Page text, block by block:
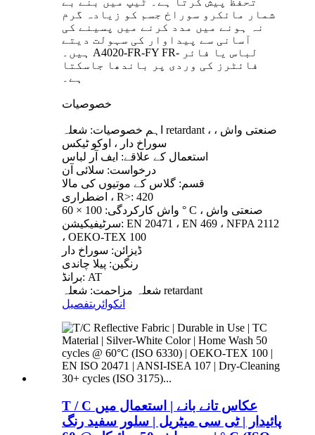
شمار مائکرو سوراخ جسم کو زیادہ گرم
نہ ہونے میں مدد کرنے میں پسینے کی
آسانی سے پیداوار کی سہولت دیتے
ہیں۔ A4020-FR-FY FR- لباس یا فائر
فائٹرز کی وردی پر باندھا جاسکتا
ہے۔
خصوصیات
اہم خصوصیات: شعلہ retardant ، صنعتی واش ،
سوراخ دار ، اوکو ٹیکس
استعمال کے علاقے: ایف آر لباس
درخواست: سلائی آن
قسم: گلاس کے موتیوں کی مالا
اضطراری ، R>: 420
واش کارکردگی: 100 × 60 ° C ، صنعتی واش
سرٹیفیکیشن: EN 20471 ، EN 469 ، NFPA 2112
، OEKO-TEX 100
ڈیزائن: سوراخ دار
رنگین: پیلا چاندی
برانڈ: AT
شعلہ مزاحمت: شعلہ retardant
انکوائریتفصیل
T / C عکاس تانے بانے | استعمال میں
پائیدار | ٹی سی میٹریل | سلور سفید رنگ